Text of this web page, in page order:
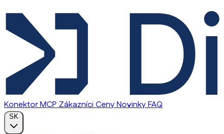
Konektor MCPZákazníciCenyNovinkyFAQ